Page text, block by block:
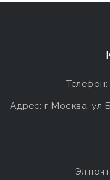
Телефон:
Адрес: г Москва, ул